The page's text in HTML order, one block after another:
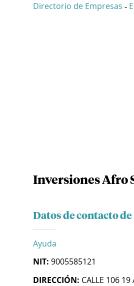
Directorio de Empresas -
Inversiones Afro
Datos de contacto
Ayuda
NIT: 9005585121
DIRECCIÓN: CALLE 106